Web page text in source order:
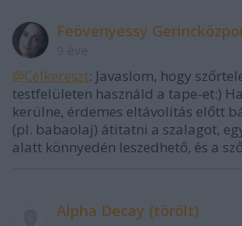
Feövenyessy
@Célkereszt: Javaslom, hogy
testfelületen használd a tape-et:)
kerülne, érdemes eltávolítás előtt
(pl. babaolaj) átitatni a szalagot,
alatt könnyedén leszedhető, és a
Alpha Decay (törölt)